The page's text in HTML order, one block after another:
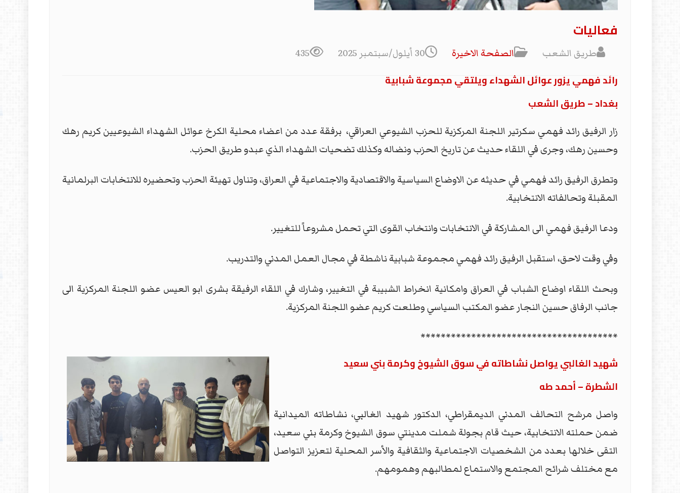
فعاليات
طريق الشعب الصفحة الاخیرة 30 أيلول/سبتمبر 2025 435
رائد فهمي يزور عوائل الشهداء ويلتقي مجموعة شبابية
بغداد – طريق الشعب
زار الرفيق رائد فهمي سكرتير اللجنة المركزية للحزب الشيوعي العراقي، برفقة عدد من اعضاء محلية الكرخ عوائل الشهداء الشيوعيين كريم رهك
وحسين رهك، وجرى في اللقاء حديث عن تاريخ الحزب ونضاله وكذلك تضحيات الشهداء الذي عبدو طريق الحزب.
وتطرق الرفيق رائد فهمي في حديثه عن الاوضاع السياسية والاقتصادية والاجتماعية في العراق، وتناول تهيئة الحزب وتحضيره للانتخابات البرلمانية
المقبلة وتحالفاته الانتخابية.
ودعا الرفيق فهمي الى المشاركة في الانتخابات وانتخاب القوى التي تحمل مشروعاً للتغيير.
وفي وقت لاحق، استقبل الرفيق رائد فهمي مجموعة شبابية ناشطة في مجال العمل المدني والتدريب.
وبحث اللقاء اوضاع الشباب في العراق وامكانية انخراط الشبيبة في التغيير، وشارك في اللقاء الرفيقة بشرى ابو العيس عضو اللجنة المركزية الى
جانب الرفاق حسين النجار عضو المكتب السياسي وطلعت كريم عضو اللجنة المركزية.
***************************************
شهيد الغالبي يواصل نشاطاته في سوق الشيوخ وكرمة بني سعيد
الشطرة – أحمد طه
واصل مرشح التحالف المدني الديمقراطي، الدكتور شهيد الغالبي، نشاطاته الميدانية
ضمن حملته الانتخابية، حيث قام بجولة شملت مدينتي سوق الشيوخ وكرمة بني سعيد،
التقى خلالها بعدد من الشخصيات الاجتماعية والثقافية والأسر المحلية لتعزيز التواصل
مع مختلف شرائح المجتمع والاستماع لمطالبهم وهمومهم.